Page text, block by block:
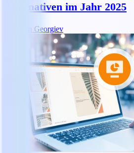
Alternativen im Jahr 2025
Asen Georgiev